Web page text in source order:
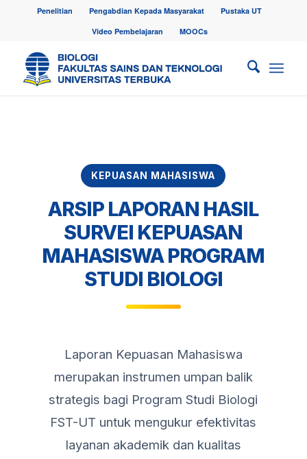
Penelitian Pengabdian Kepada Masyarakat
Pustaka UT
Video Pembelajaran
MOOCs
KEPUASAN MAHASISWA
ARSIP LAPORAN HASIL
SURVEI KEPUASAN
MAHASISWA PROGRAM
STUDI BIOLOGI
Laporan Kepuasan Mahasiswa
merupakan instrumen umpan balik
strategis bagi Program Studi Biologi
FST-UT untuk mengukur efektivitas
layanan akademik dan kualitas